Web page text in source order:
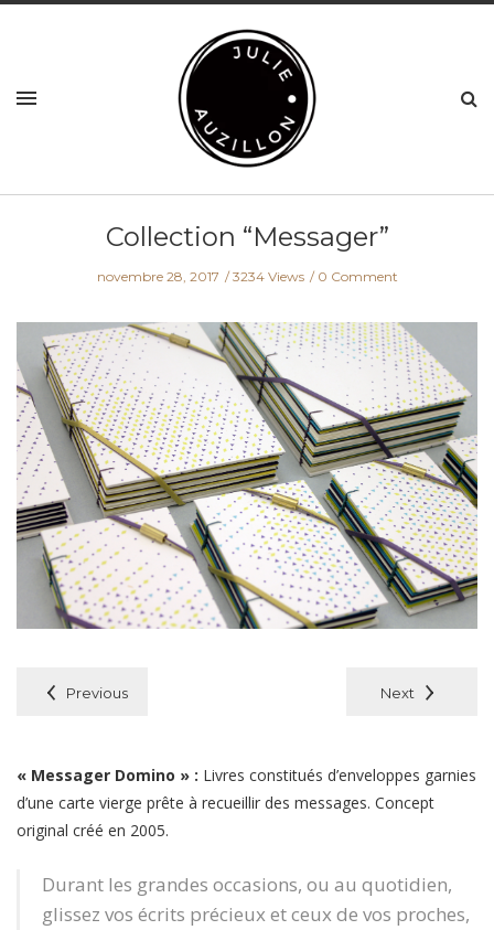
Collection “Messager”
novembre 28, 2017 3234 Views 0 Comment
Previous Next
« Messager Domino » : Livres constitués d’enveloppes garnies
d’une carte vierge prête à recueillir des messages. Concept
original créé en 2005.
Durant les grandes occasions, ou au quotidien,
glissez vos écrits précieux et ceux de vos proches,